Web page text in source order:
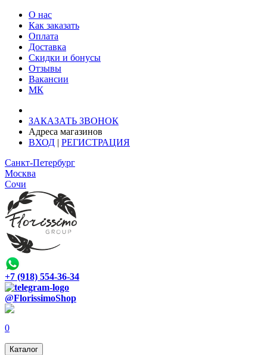
О нас
Как заказать
Оплата
Доставка
Скидки и бонусы
Отзывы
Вакансии
МК
ЗАКАЗАТЬ ЗВОНОК
Адреса магазинов
ВХОД | РЕГИСТРАЦИЯ
Санкт-Петербург
Москва
Сочи
+7 (918) 554-36-34
@FlorissimoShop
0
Каталог